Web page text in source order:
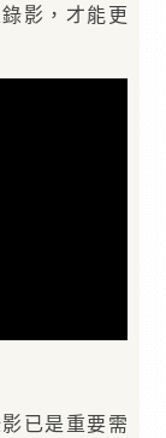
影，才能更
已是重要需